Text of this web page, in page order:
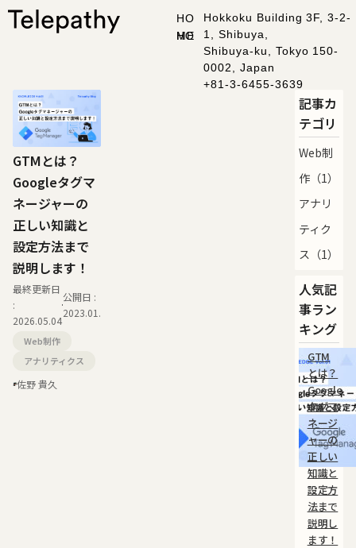
HO
ME
Hokkoku Building 3F, 3-2-
1, Shibuya,
Shibuya-ku, Tokyo 150-
0002, Japan
+81-3-6455-3639
Abou
Blog
New
Cont
Hokkoku Building
Shibuya-ku, Tokyo
03-6455-3639
© 2026 Telepathy, inc.
ブログ記事一覧
GTMとは？
Googleタグマ
ネージャーの
正しい知識と
設定方法まで
説明します！
最終更新日
:
2026.05.04
公開日 :
2023.01.18
Web制作
アナリティクス
佐野 貴久
記事カ
テゴリ
Web制
作（1）
アナリ
ティク
ス（1）
人気記
事ラン
キング
GTM
とは？
Google
タグマ
ネージ
ャーの
正しい
知識と
設定方
法まで
説明し
ます！